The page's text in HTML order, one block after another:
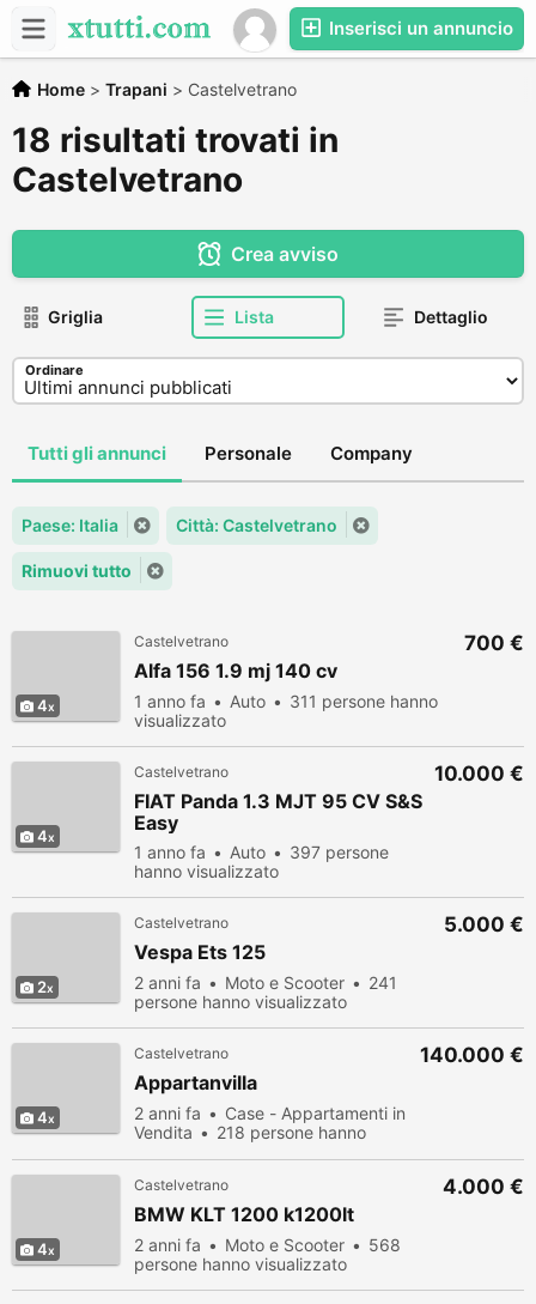
Inserisci un annuncio
Home > Trapani > Castelvetrano
18 risultati trovati in
Castelvetrano
Crea avviso
Griglia Lista Dettaglio
Ordinare
Tutti gli annunci Personale Company
Paese: Italia Città: Castelvetrano
Rimuovi tutto
4
Castelvetrano
Alfa 156 1.9 mj 140 cv
1 anno fa Auto
311 persone hanno
visualizzato
700 €
4
Castelvetrano
FIAT Panda 1.3 MJT 95 CV S&S
Easy
1 anno fa Auto
397 persone
hanno visualizzato
10.000 €
2
Castelvetrano
Vespa Ets 125
2 anni fa Moto e Scooter
241
persone hanno visualizzato
5.000 €
4
Castelvetrano
Appartanvilla
2 anni fa
Case - Appartamenti in
Vendita
218 persone hanno
140.000 €
4
Castelvetrano
BMW KLT 1200 k1200lt
2 anni fa Moto e Scooter
568
persone hanno visualizzato
4.000 €